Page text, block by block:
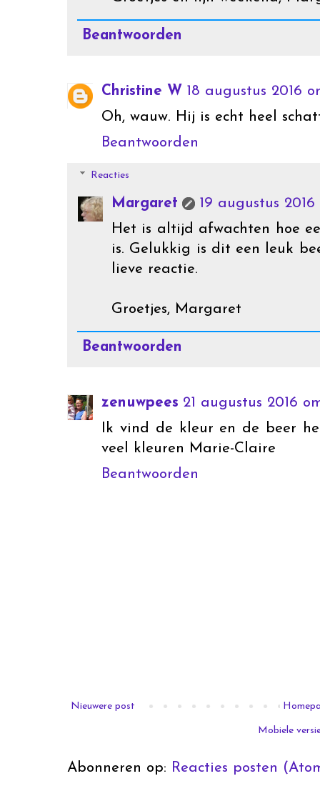
Beantwoorden
Christine W 18 augustus 2016
Oh, wauw. Hij is echt heel
Beantwoorden
Reacties
Margaret
19 augustus 2016
Het is altijd afwachten hoe
is. Gelukkig is dit een leuk
lieve reactie.
Groetjes, Margaret
Beantwoorden
zenuwpees 21 augustus 2016
Ik vind de kleur en de beer
veel kleuren Marie-Claire
Beantwoorden
Nieuwere post
Mobiele
Abonneren op: Reacties posten